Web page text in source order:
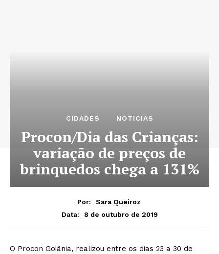
CIDADES NOTICIAS
Procon/Dia das Crianças:
variação de preços de
brinquedos chega a 131%
Por:
Sara Queiroz
Data:
8 de outubro de 2019
O Procon Goiânia, realizou entre os dias 23 a 30 de